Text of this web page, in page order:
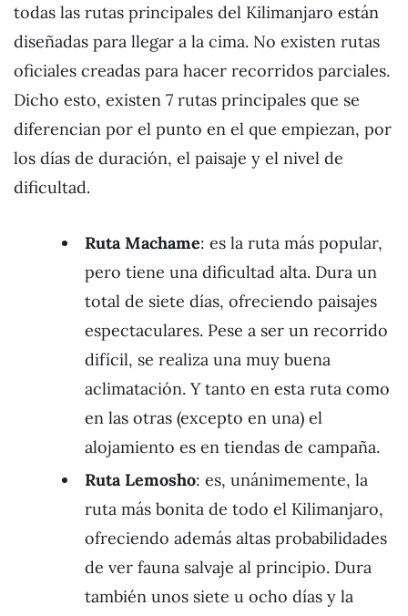
todas las rutas principales del Kilimanjaro están
diseñadas para llegar a la cima. No existen rutas
oficiales creadas para hacer recorridos parciales.
Dicho esto, existen 7 rutas principales que se
diferencian por el punto en el que empiezan, por
los días de duración, el paisaje y el nivel de
dificultad.
Ruta Machame: es la ruta más popular,
pero tiene una dificultad alta. Dura un
total de siete días, ofreciendo paisajes
espectaculares. Pese a ser un recorrido
difícil, se realiza una muy buena
aclimatación. Y tanto en esta ruta como
en las otras (excepto en una) el
alojamiento es en tiendas de campaña.
Ruta Lemosho: es, unánimemente, la
ruta más bonita de todo el Kilimanjaro,
ofreciendo además altas probabilidades
de ver fauna salvaje al principio. Dura
también unos siete u ocho días y la